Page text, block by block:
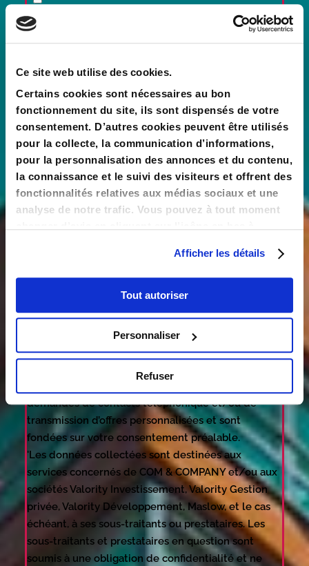
Ce site web utilise des cookies.
Certains cookies sont nécessaires au bon
fonctionnement du site, ils sont dispensés de votre
consentement. D’autres cookies peuvent être utilisés
pour la collecte, la communication d’informations,
pour la personnalisation des annonces et du contenu,
la connaissance et le suivi des visiteurs et offrent des
fonctionnalités relatives aux médias sociaux et une
analyse de notre trafic. Vous pouvez à tout moment
Afficher les détails
Tout autoriser
Personnaliser
Refuser
J’accepte également que les informations
saisies soient exploitées dans le cadre d’une
par les sociétés Valority Investissement, Valority
Maslow.
J'accepte de recevoir des informations
Je souhaite recevoir les offres personnalisées
des sociétés Valority Investissement, Valority
Gestion privée, Valority Développement et
Modifiez votre numéro de téléphone
COM&COMPANY (Groupe VALORITY) en sa qualité
de responsable de traitement réalise des
traitements automatisés et informatisés des
données à caractère personnel. Ces traitements
demandes de contacts téléphonique et/ou de
transmission d’offres personnalisées et sont
fondées sur votre consentement préalable.
'Les données collectées sont destinées aux
services concernés de COM & COMPANY et/ou aux
sociétés Valority Investissement, Valority Gestion
privée, Valority Développement, Maslow, et le cas
échéant, à ses sous-traitants ou prestataires. Les
sous-traitants et prestataires en question sont
soumis à une obligation de confidentialité et ne